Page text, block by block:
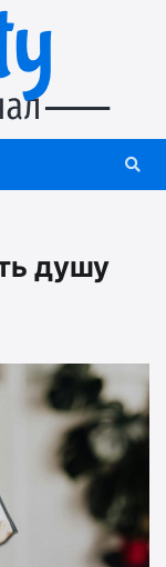
душу